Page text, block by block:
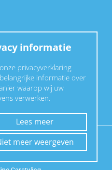
informatie
privacyverklaring
informatie over
waarop wij uw
verwerken.
Lees meer
meer weergeven